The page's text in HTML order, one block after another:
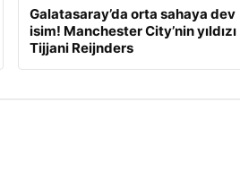
Galatasaray’da orta sahaya dev
isim! Manchester City’nin yıldızı
Tijjani Reijnders